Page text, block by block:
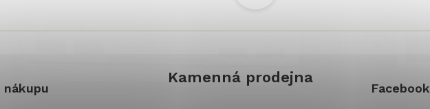
nákupu
Kamenná prodejna
Facebook